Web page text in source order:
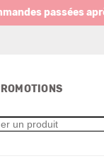
passées